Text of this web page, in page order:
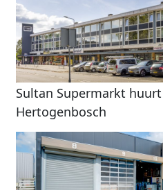
Sultan Supermarkt
Hertogenbosch